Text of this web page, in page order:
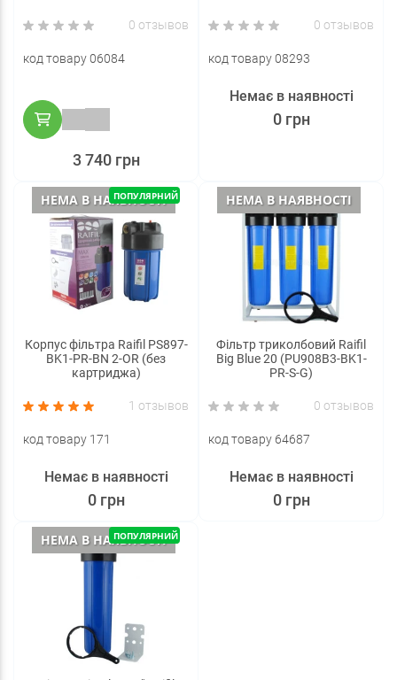
0 отзывов
код товару 06084
3 740 грн
0 отзывов
код товару 08293
0 грн
Немає в наявності
НЕМА В НАЯВНОСТІ
ПОПУЛЯРНИЙ
Корпус фільтра Raifil PS897-
BK1-PR-BN 2-OR (без
картриджа)
1 отзывов
код товару 171
0 грн
Немає в наявності
НЕМА В НАЯВНОСТІ
Фільтр триколбовий Raifil
Вig Blue 20 (PU908B3-BK1-
PR-S-G)
0 отзывов
код товару 64687
0 грн
Немає в наявності
НЕМА В НАЯВНОСТІ
ПОПУЛЯРНИЙ